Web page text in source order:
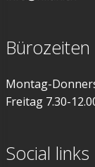
Bürozeiten
Montag-
Freitag 7.30-
Social links